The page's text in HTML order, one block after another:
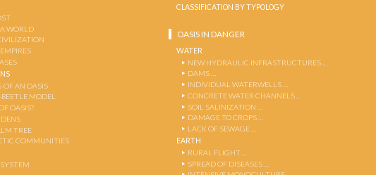
WORLD
OF AN OASIS
MODEL
OASIS?
TREE
COMMUNITIES
CLASSIFICATION BY TYPOLOGY
OASIS IN DANGER
WATER
NEW HYDRAULIC INFRASTRUCTURES …
DAMS …
INDIVIDUAL WATERWELLS …
CONCRETE WATER CHANNELS …
SOIL SALINIZATION …
DAMAGE TO CROPS …
LACK OF SEWAGE …
EARTH
RURAL FLIGHT …
SPREAD OF DISEASES …